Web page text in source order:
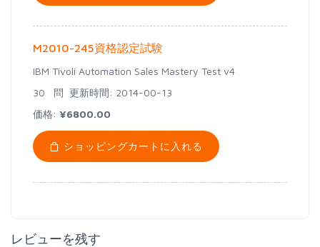
M2010-245資格認定試験
IBM Tivoli Automation Sales Mastery Test v4
30 問 更新時間: 2014-00-13
価格: ¥6800.00
ショッピングカートに入れる
レビューを残す